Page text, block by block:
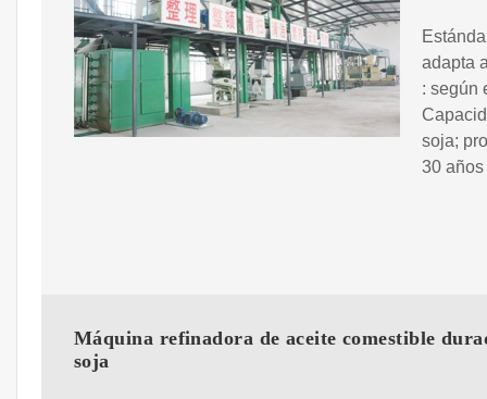
adapta
: según
soja;
30
Máquina refinadora de aceite comestible
soja